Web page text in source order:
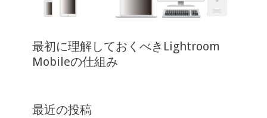
最初に理解しておくべきLightroom
Mobileの仕組み
最近の投稿